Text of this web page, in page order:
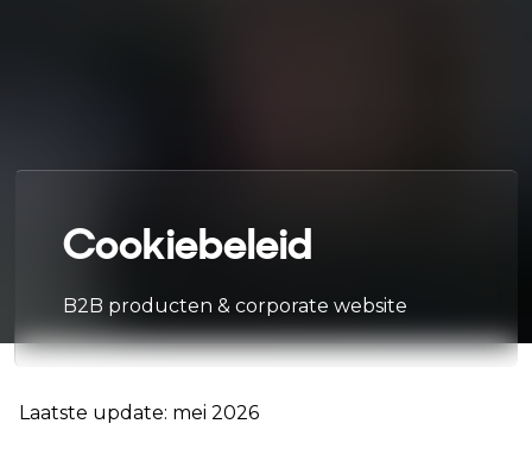
Cookiebeleid
B2B producten & corporate website
Laatste update: mei 2026